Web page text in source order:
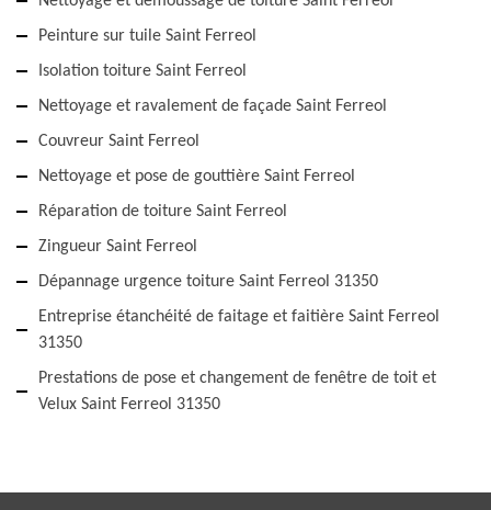
Peinture sur tuile Saint Ferreol
Isolation toiture Saint Ferreol
Nettoyage et ravalement de façade Saint Ferreol
Couvreur Saint Ferreol
Nettoyage et pose de gouttière Saint Ferreol
Réparation de toiture Saint Ferreol
Zingueur Saint Ferreol
Dépannage urgence toiture Saint Ferreol 31350
Entreprise étanchéité de faitage et faitière Saint Ferreol
31350
Prestations de pose et changement de fenêtre de toit et
Velux Saint Ferreol 31350